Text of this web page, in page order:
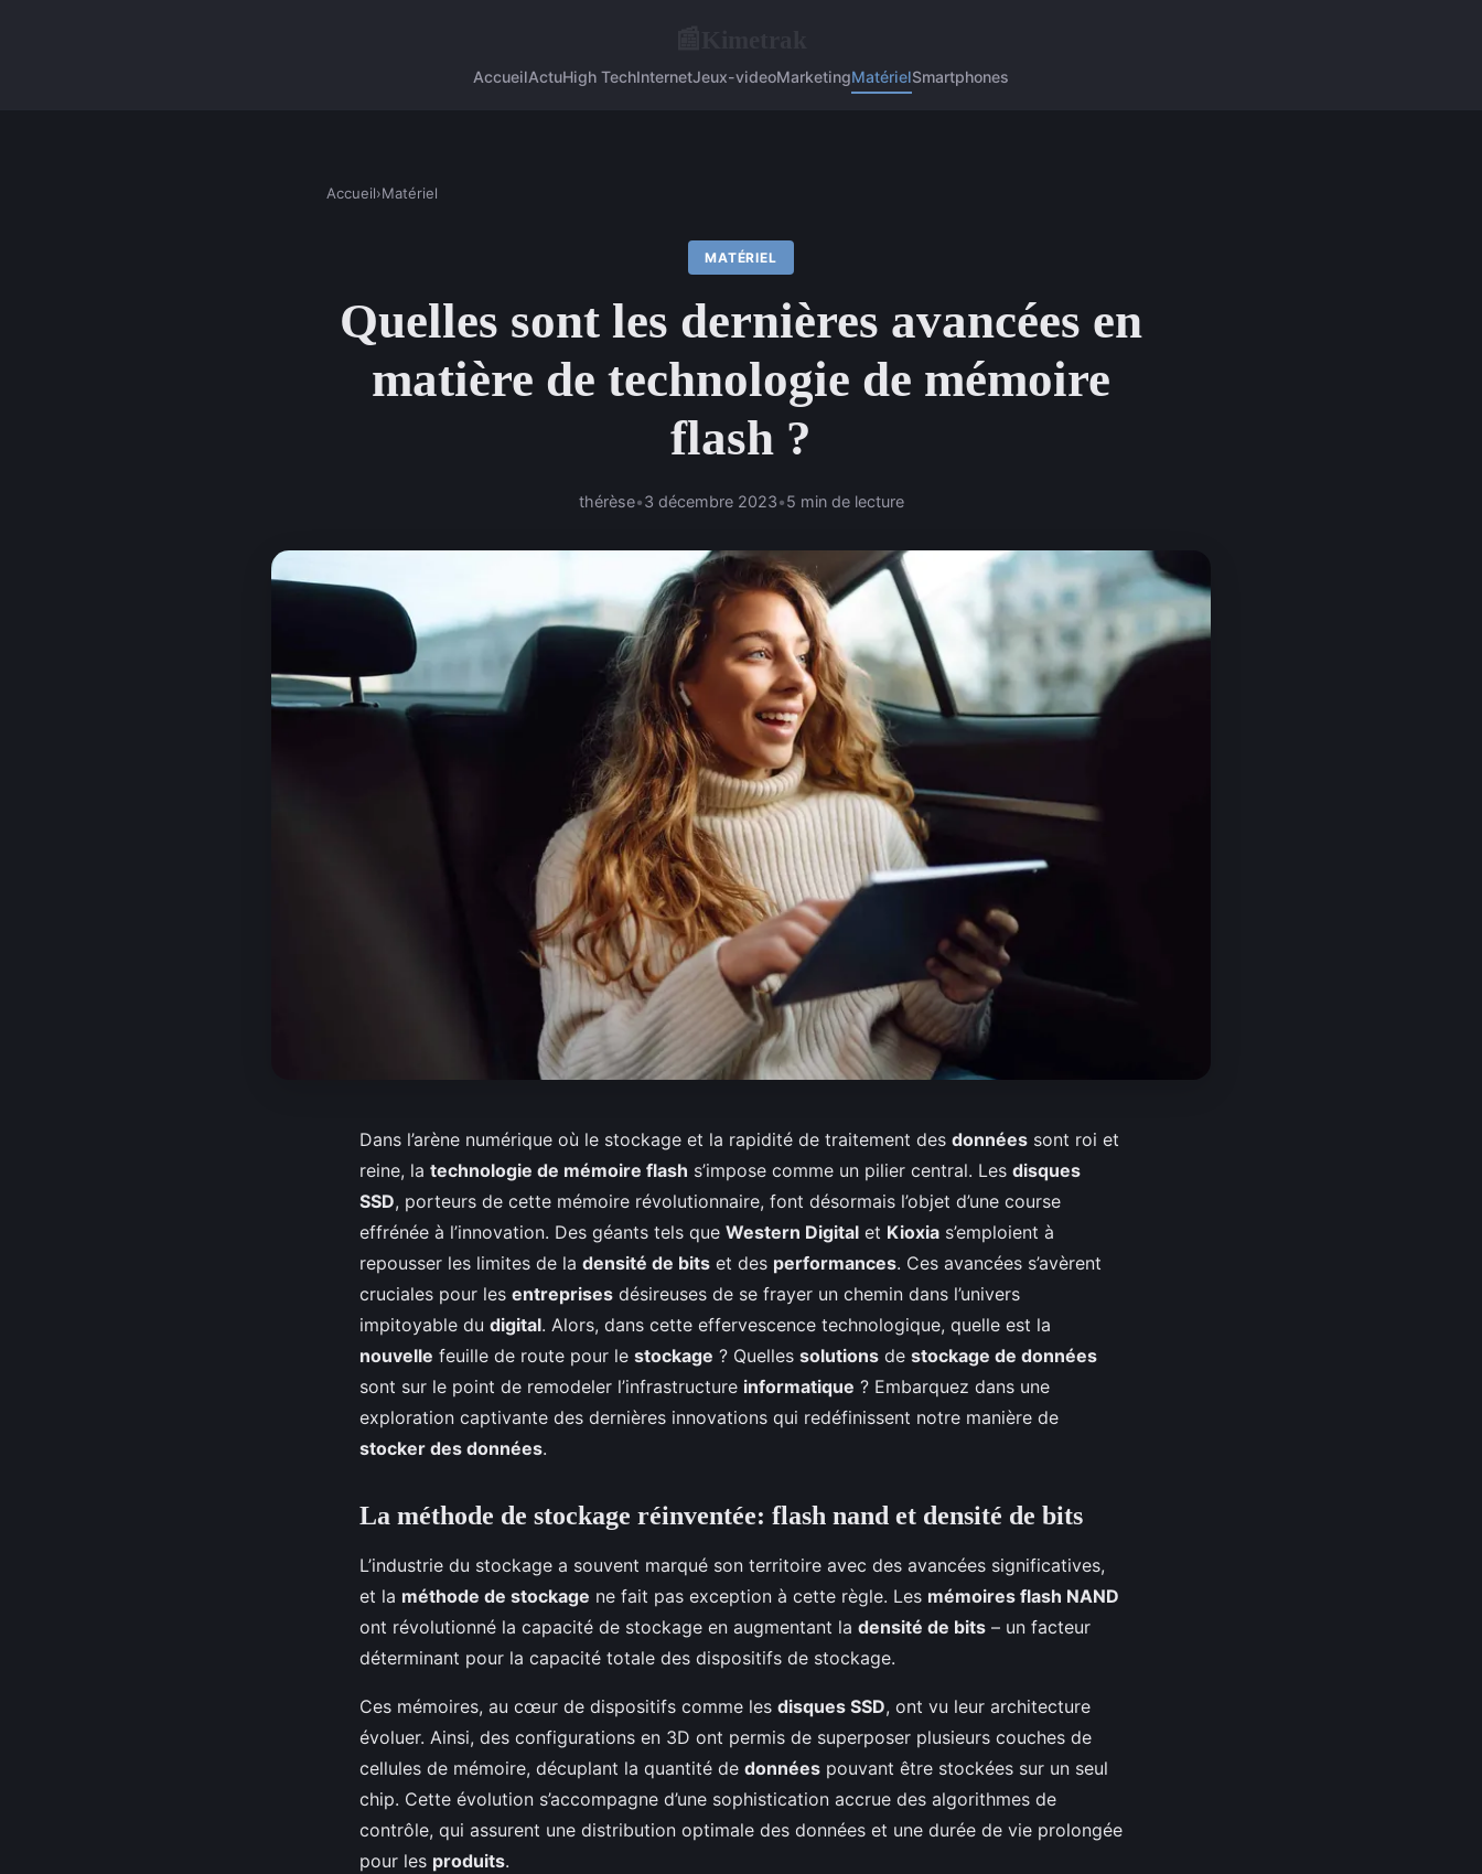
AccueilActuHigh TechInternetJeux-videoMarketingMatérielSmartphones
Accueil›Matériel
MATÉRIEL
Quelles sont les dernières avancées en
matière de technologie de mémoire
flash ?
thérèse•3 décembre 2023•5 min de lecture
Dans l’arène numérique où le stockage et la rapidité de traitement des données sont roi et
reine, la technologie de mémoire flash s’impose comme un pilier central. Les disques
SSD, porteurs de cette mémoire révolutionnaire, font désormais l’objet d’une course
effrénée à l’innovation. Des géants tels que Western Digital et Kioxia s’emploient à
repousser les limites de la densité de bits et des performances. Ces avancées s’avèrent
cruciales pour les entreprises désireuses de se frayer un chemin dans l’univers
impitoyable du digital. Alors, dans cette effervescence technologique, quelle est la
nouvelle feuille de route pour le stockage ? Quelles solutions de stockage de données
sont sur le point de remodeler l’infrastructure informatique ? Embarquez dans une
exploration captivante des dernières innovations qui redéfinissent notre manière de
stocker des données.
La méthode de stockage réinventée: flash nand et densité de bits
L’industrie du stockage a souvent marqué son territoire avec des avancées significatives,
et la méthode de stockage ne fait pas exception à cette règle. Les mémoires flash NAND
ont révolutionné la capacité de stockage en augmentant la densité de bits – un facteur
déterminant pour la capacité totale des dispositifs de stockage.
Ces mémoires, au cœur de dispositifs comme les disques SSD, ont vu leur architecture
évoluer. Ainsi, des configurations en 3D ont permis de superposer plusieurs couches de
cellules de mémoire, décuplant la quantité de données pouvant être stockées sur un seul
chip. Cette évolution s’accompagne d’une sophistication accrue des algorithmes de
contrôle, qui assurent une distribution optimale des données et une durée de vie prolongée
pour les produits.